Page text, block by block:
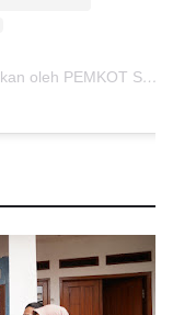
Sebuah kiriman dibagikan oleh PEMKOT SUKABUMI (@pemkotsukabumi_)